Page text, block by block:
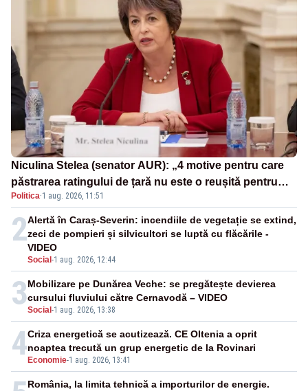
Niculina Stelea (senator AUR): „4 motive pentru care
păstrarea ratingului de țară nu este o reușită pentru
Guvernul Bolojan”
Politica·1 aug. 2026, 11:51
2
Social -1 aug. 2026, 12:44
Alertă în Caraș-Severin: incendiile de vegetație se extind,
zeci de pompieri și silvicultori se luptă cu flăcările -
VIDEO
3Social -1 aug. 2026, 13:38
Mobilizare pe Dunărea Veche: se pregătește devierea
cursului fluviului către Cernavodă – VIDEO
4 Economie-1 aug. 2026, 13:41
Criza energetică se acutizează. CE Oltenia a oprit
noaptea trecută un grup energetic de la Rovinari
România, la limita tehnică a importurilor de energie.